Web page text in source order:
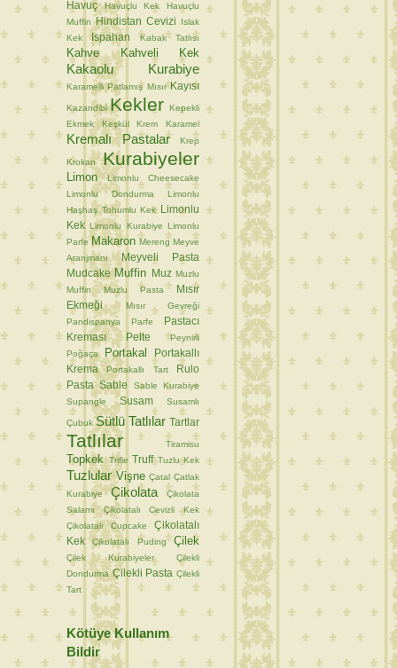
Havuç Havuçlu Kek
Havuçlu
Muffin Hindistan Cevizi
Islak
Kek
Ispahan Kabak Tatlısı
Kahve Kahveli Kek
Kakaolu Kurabiye
Karamelli Patlamış Mısır Kayısı
Kazandibi Kekler Kepekli
Ekmek
Keşkül Krem Karamel
Kremalı Pastalar Krep
Krokan Kurabiyeler
Limon
Limonlu Cheesecake
Limonlu Dondurma
Limonlu
Haşhaş Tohumlu Kek
Limonlu
Kek Limonlu Kurabiye Limonlu
Parfe Makaron Mereng Meyve
Aranjmanı
Meyveli Pasta
Mudcake Muffin Muz Muzlu
Muffin
Muzlu Pasta
Mısır
Ekmeği
Mısır Gevreği
Pandispanya
Parfe
Pastacı
Kreması
Pelte
Peynirli
Poğaça
Portakal
Portakallı
Krema
Portakallı Tart
Rulo
Pasta Sable
Sable Kurabiye
Supangle
Susam Susamlı
Çubuk Sütlü Tatlılar Tartlar
Tatlılar Tiramisu
Topkek Trifle Truff Tuzlu Kek
Tuzlular Vişne Çatal Çatlak
Kurabiye
Çikolata
Çikolata
Salamı
Çikolatalı Cevizli Kek
Çikolatalı Cupcake
Çikolatalı
Kek
Çikolatalı Puding Çilek
Çilek Kurabiyeler
Çilekli
Dondurma Çilekli Pasta Çilekli
Tart
Kötüye Kullanım
Bildir